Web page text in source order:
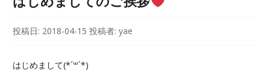
投稿日: 2018-04-15 投稿者:yae
はじめまして(*´꒳`*)